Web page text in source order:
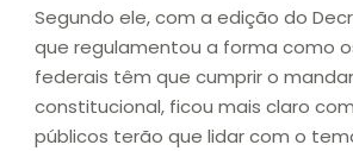
Segundo ele, com a edição do
que regulamentou a forma como
federais têm que cumprir o
constitucional, ficou mais claro
públicos terão que lidar com o